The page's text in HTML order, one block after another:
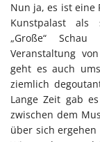
Nun ja, es ist eine
Kunstpalast als
„Große“
Veranstaltung
geht es auch
ziemlich
Lange Zeit gab
zwischen dem
über sich ergehen